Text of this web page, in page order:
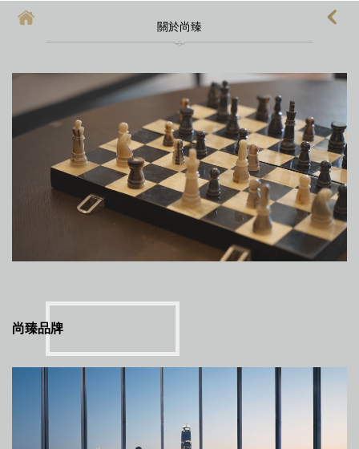
首頁
上海酒店式公寓
上海酒店式公寓月租
上海service apartment
上海短租
關於尚臻
尚臻品牌